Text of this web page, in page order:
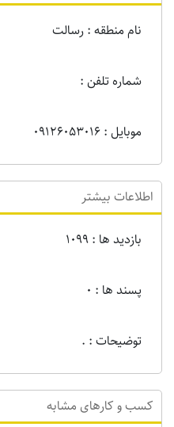
نام منطقه : رسالت
شماره تلفن :
موبایل : 09126053016
اطلاعات بیشتر
بازدید ها : 1099
پسند ها : 0
توضیحات : .
کسب و کارهای مشابه